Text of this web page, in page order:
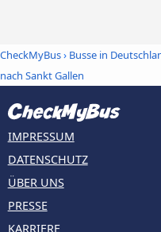
CheckMyBus› Busse in
nach Sankt Gallen
IMPRESSUM
DATENSCHUTZ
ÜBER UNS
PRESSE
KARRIERE